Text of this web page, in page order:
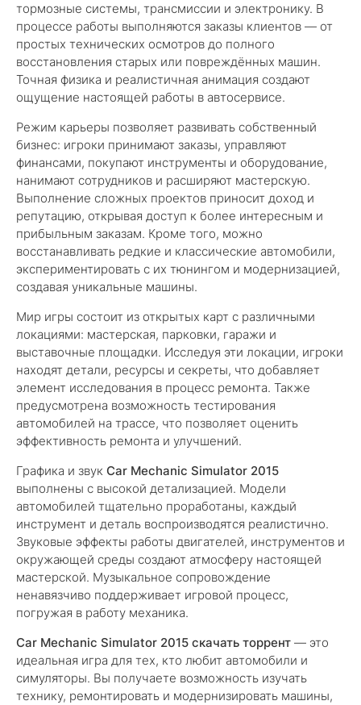
тормозные системы, трансмиссии и электронику. В
процессе работы выполняются заказы клиентов — от
простых технических осмотров до полного
восстановления старых или повреждённых машин.
Точная физика и реалистичная анимация создают
ощущение настоящей работы в автосервисе.
Режим карьеры позволяет развивать собственный
бизнес: игроки принимают заказы, управляют
финансами, покупают инструменты и оборудование,
нанимают сотрудников и расширяют мастерскую.
Выполнение сложных проектов приносит доход и
репутацию, открывая доступ к более интересным и
прибыльным заказам. Кроме того, можно
восстанавливать редкие и классические автомобили,
экспериментировать с их тюнингом и модернизацией,
создавая уникальные машины.
Мир игры состоит из открытых карт с различными
локациями: мастерская, парковки, гаражи и
выставочные площадки. Исследуя эти локации, игроки
находят детали, ресурсы и секреты, что добавляет
элемент исследования в процесс ремонта. Также
предусмотрена возможность тестирования
автомобилей на трассе, что позволяет оценить
эффективность ремонта и улучшений.
Графика и звук Car Mechanic Simulator 2015
выполнены с высокой детализацией. Модели
автомобилей тщательно проработаны, каждый
инструмент и деталь воспроизводятся реалистично.
Звуковые эффекты работы двигателей, инструментов и
окружающей среды создают атмосферу настоящей
мастерской. Музыкальное сопровождение
ненавязчиво поддерживает игровой процесс,
погружая в работу механика.
Car Mechanic Simulator 2015 скачать торрент — это
идеальная игра для тех, кто любит автомобили и
симуляторы. Вы получаете возможность изучать
технику, ремонтировать и модернизировать машины,